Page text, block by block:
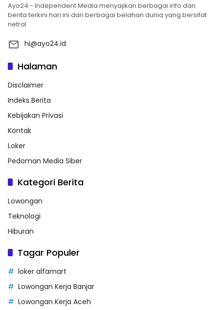
Ayo24 - Independent Media menyajikan berbagai info dan
berita terkini hari ini dari berbagai belahan dunia yang bersifat
netral
hi@ayo24.id
Halaman
Disclaimer
Indeks Berita
Kebijakan Privasi
Kontak
Loker
Pedoman Media Siber
Kategori Berita
Lowongan
Teknologi
Hiburan
Tagar Populer
loker alfamart
Lowongan Kerja Banjar
Lowongan Kerja Aceh